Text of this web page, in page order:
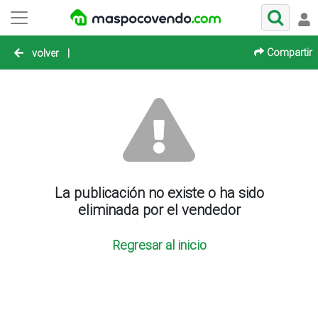
volver | Compartir
La publicación no existe o ha sido
eliminada por el vendedor
Regresar al inicio